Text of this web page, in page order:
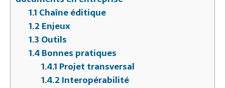
1.1 Chaîne éditique
1.2 Enjeux
1.3 Outils
1.4Bonnes pratiques
1.4.1 Projet transversal
1.4.2 Interopérabilité